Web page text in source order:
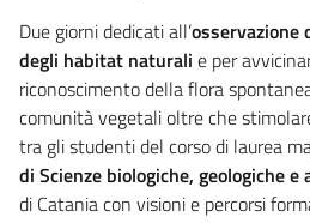
Due giorni dedicati all’osservazione
degli habitat naturali e per
riconoscimento della flora
comunità vegetali oltre che
tra gli studenti del corso di laurea
di Scienze biologiche, geologiche e
di Catania con visioni e percorsi